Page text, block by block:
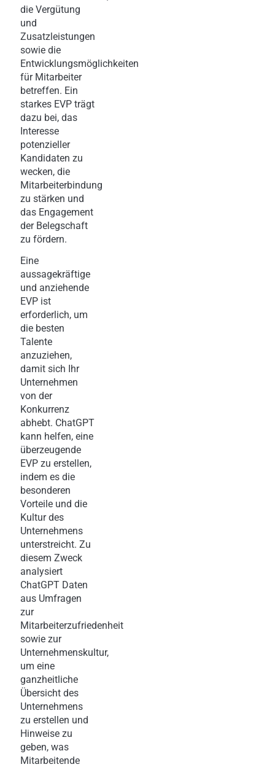
die Vergütung
und
Zusatzleistungen
sowie die
Entwicklungsmöglichkeiten
für Mitarbeiter
betreffen. Ein
starkes EVP trägt
dazu bei, das
Interesse
potenzieller
Kandidaten zu
wecken, die
Mitarbeiterbindung
zu stärken und
das Engagement
der Belegschaft
zu fördern.
Eine
aussagekräftige
und anziehende
EVP ist
erforderlich, um
die besten
Talente
anzuziehen,
damit sich Ihr
Unternehmen
von der
Konkurrenz
abhebt. ChatGPT
kann helfen, eine
überzeugende
EVP zu erstellen,
indem es die
besonderen
Vorteile und die
Kultur des
Unternehmens
unterstreicht. Zu
diesem Zweck
analysiert
ChatGPT Daten
aus Umfragen
zur
Mitarbeiterzufriedenheit
sowie zur
Unternehmenskultur,
um eine
ganzheitliche
Übersicht des
Unternehmens
zu erstellen und
Hinweise zu
geben, was
Mitarbeitende